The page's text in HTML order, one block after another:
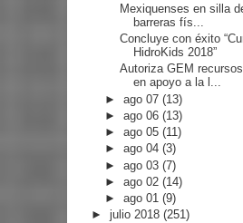
Mexiquenses en silla
barreras fís...
Concluye con éxito
HidroKids 2018”
Autoriza GEM
en apoyo a la l...
►ago 07(13)
►ago 06(13)
►ago 05(11)
►ago 04(3)
►ago 03(7)
►ago 02(14)
►ago 01(9)
► julio 2018 (251)